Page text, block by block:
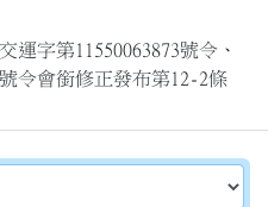
運字第11550063873號令、
令會銜修正發布第12-2條